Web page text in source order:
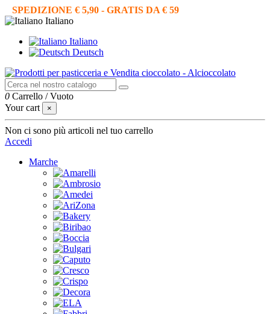
SPEDIZIONE € 5,90 - GRATIS DA € 59
Italiano
Italiano
Deutsch
0 Carrello /Vuoto
Your cart
×
Non ci sono più articoli nel tuo carrello
Accedi
Marche